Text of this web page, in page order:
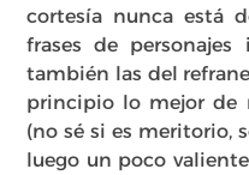
cortesía nunca está
frases de
también las del
principio lo mejor de
(no sé si es meritorio,
luego un poco